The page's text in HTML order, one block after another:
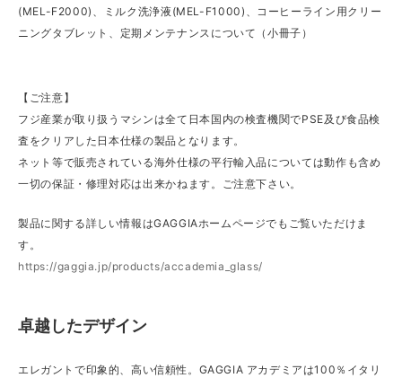
(MEL-F2000)、ミルク洗浄液(MEL-F1000)、コーヒーライン用クリー
ニングタブレット、定期メンテナンスについて（小冊子）
【ご注意】
フジ産業が取り扱うマシンは全て日本国内の検査機関でPSE及び食品検
査をクリアした日本仕様の製品となります。
ネット等で販売されている海外仕様の平行輸入品については動作も含め
一切の保証・修理対応は出来かねます。ご注意下さい。
製品に関する詳しい情報はGAGGIAホームページでもご覧いただけま
す。
https://gaggia.jp/products/accademia_glass/
卓越したデザイン
エレガントで印象的、高い信頼性。GAGGIA アカデミアは100％イタリ